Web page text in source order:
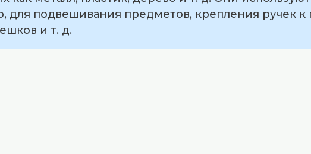
для подвешивания предметов, крепления ручек к
и т. д.